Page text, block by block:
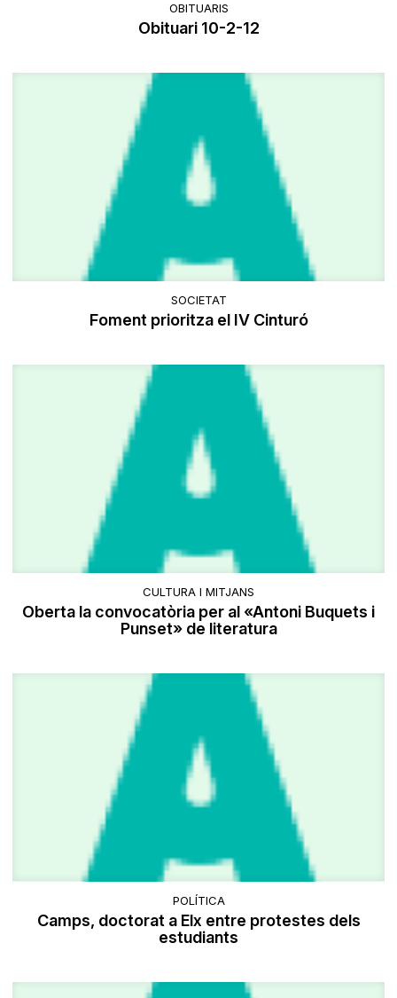
OBITUARIS
Obituari 10-2-12
SOCIETAT
Foment prioritza el IV Cinturó
CULTURA I MITJANS
Oberta la convocatòria per al «Antoni Buquets i
Punset» de literatura
POLÍTICA
Camps, doctorat a Elx entre protestes dels
estudiants